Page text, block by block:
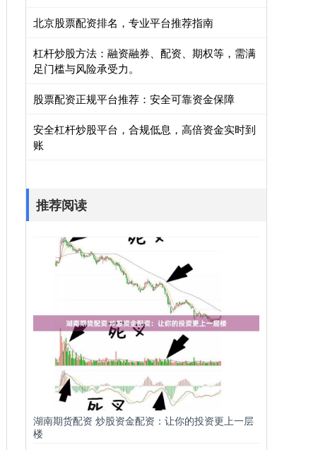
北京股票配资排名，专业平台推荐指南
杠杆炒股方法：融资融券、配资、期权等，需满
足门槛与风险承受力。
股票配资正规平台推荐：安全可靠资金保障
安全杠杆炒股平台，合规低息，高倍资金实时到
账
推荐阅读
湖南期货配资 炒股资金配资：让你的投资更上一层
楼